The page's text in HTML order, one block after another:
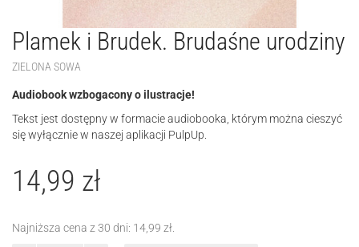
Plamek i Brudek. Brudaśne urodziny
ZIELONA SOWA
Audiobook wzbogacony o ilustracje!
Tekst jest dostępny w formacie audiobooka, którym można cieszyć
się wyłącznie w naszej aplikacji PulpUp.
14,99 zł
Najniższa cena z 30 dni: 14,99 zł